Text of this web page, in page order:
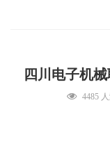
四川电子机
4485